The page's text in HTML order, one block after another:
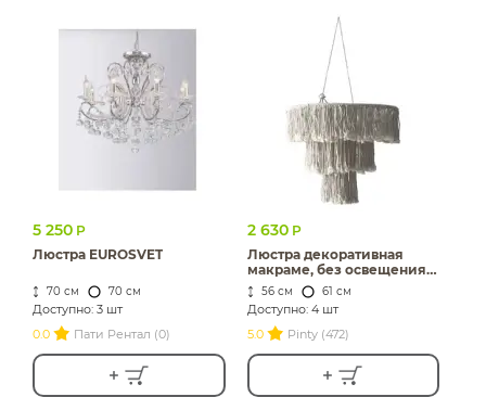
5 250 Р
Люстра EUROSVET
70 см 70 см
Доступно: 3 шт
0.0
Пати Рентал (0)
2 630 Р
Люстра декоративная
макраме, без освещения,
Нудлз С
56 см 61 см
Доступно: 4 шт
5.0
Pinty (472)